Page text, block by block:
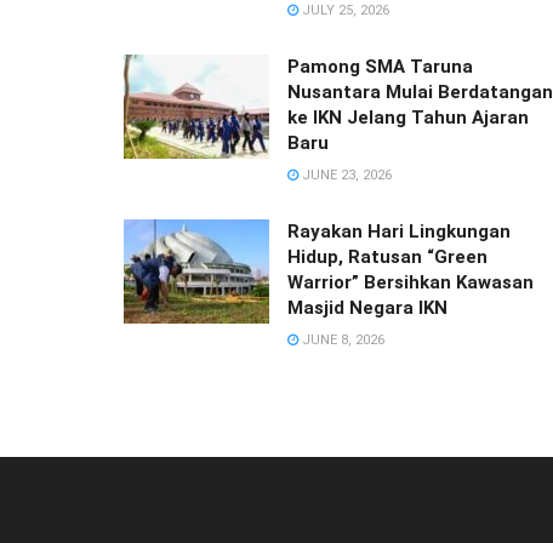
JULY 25, 2026
Pamong SMA Taruna
Nusantara Mulai Berdatangan
ke IKN Jelang Tahun Ajaran
Baru
JUNE 23, 2026
Rayakan Hari Lingkungan
Hidup, Ratusan “Green
Warrior” Bersihkan Kawasan
Masjid Negara IKN
JUNE 8, 2026